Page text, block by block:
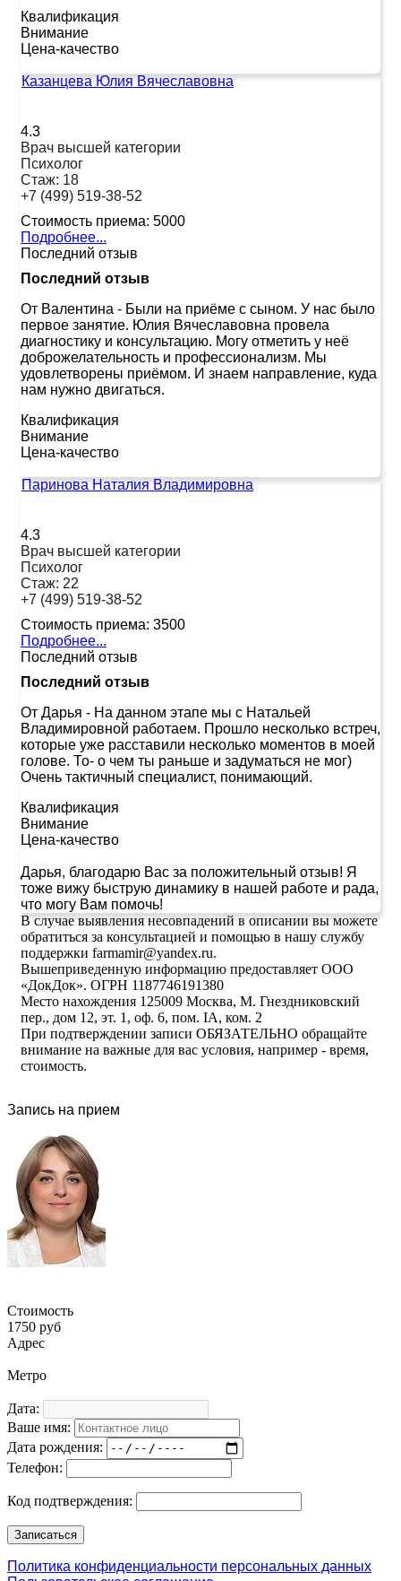
Квалификация
Внимание
Цена-качество
Казанцева Юлия Вячеславовна
4.3
Врач высшей категории
Психолог
Стаж: 18
+7 (499) 519-38-52
Стоимость приема: 5000
Подробнее...
Последний отзыв
Последний отзыв
От Валентина - Были на приёме с сыном. У нас было
первое занятие. Юлия Вячеславовна провела
диагностику и консультацию. Могу отметить у неё
доброжелательность и профессионализм. Мы
удовлетворены приёмом. И знаем направление, куда
нам нужно двигаться.
Квалификация
Внимание
Цена-качество
Паринова Наталия Владимировна
4.3
Врач высшей категории
Психолог
Стаж: 22
+7 (499) 519-38-52
Стоимость приема: 3500
Подробнее...
Последний отзыв
Последний отзыв
От Дарья - На данном этапе мы с Натальей
Владимировной работаем. Прошло несколько встреч,
которые уже расставили несколько моментов в моей
голове. То- о чем ты раньше и задуматься не мог)
Очень тактичный специалист, понимающий.
Квалификация
Внимание
Цена-качество
Дарья, благодарю Вас за положительный отзыв! Я
тоже вижу быструю динамику в нашей работе и рада,
что могу Вам помочь!
В случае выявления несовпадений в описании вы можете
обратиться за консультацией и помощью в нашу службу
поддержки farmamir@yandex.ru.
Вышеприведенную информацию предоставляет ООО
«ДокДок». ОГРН 1187746191380
Место нахождения 125009 Москва, М. Гнездниковский
пер., дом 12, эт. 1, оф. 6, пом. IA, ком. 2
При подтверждении записи ОБЯЗАТЕЛЬНО обращайте
внимание на важные для вас условия, например - время,
стоимость.
Запись на прием
Стоимость
1750 руб
Адрес
Метро
Дата:
Ваше имя:
Дата рождения:
Телефон:
Код подтверждения:
Политика конфиденциальности персональных данных